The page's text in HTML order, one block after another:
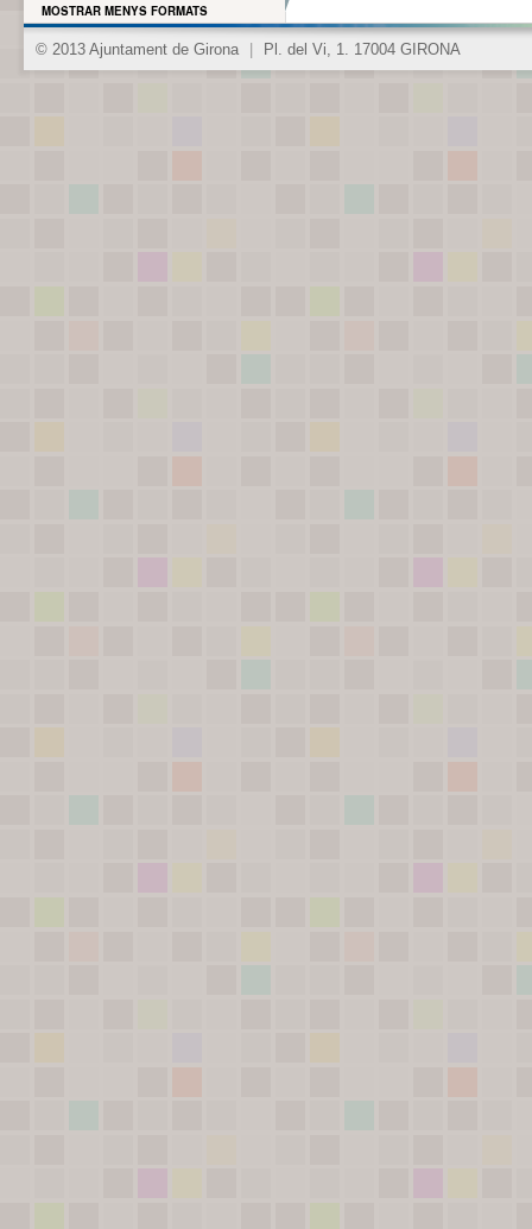
MOSTRAR MENYS FORMATS
© 2013 Ajuntament de Girona Pl. del Vi, 1. 17004 GIRONA